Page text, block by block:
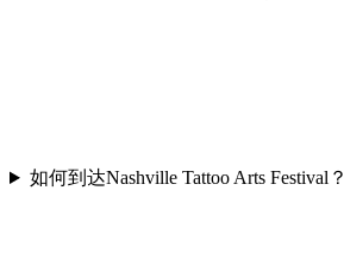
如何到达Nashville Tattoo Arts Festival？